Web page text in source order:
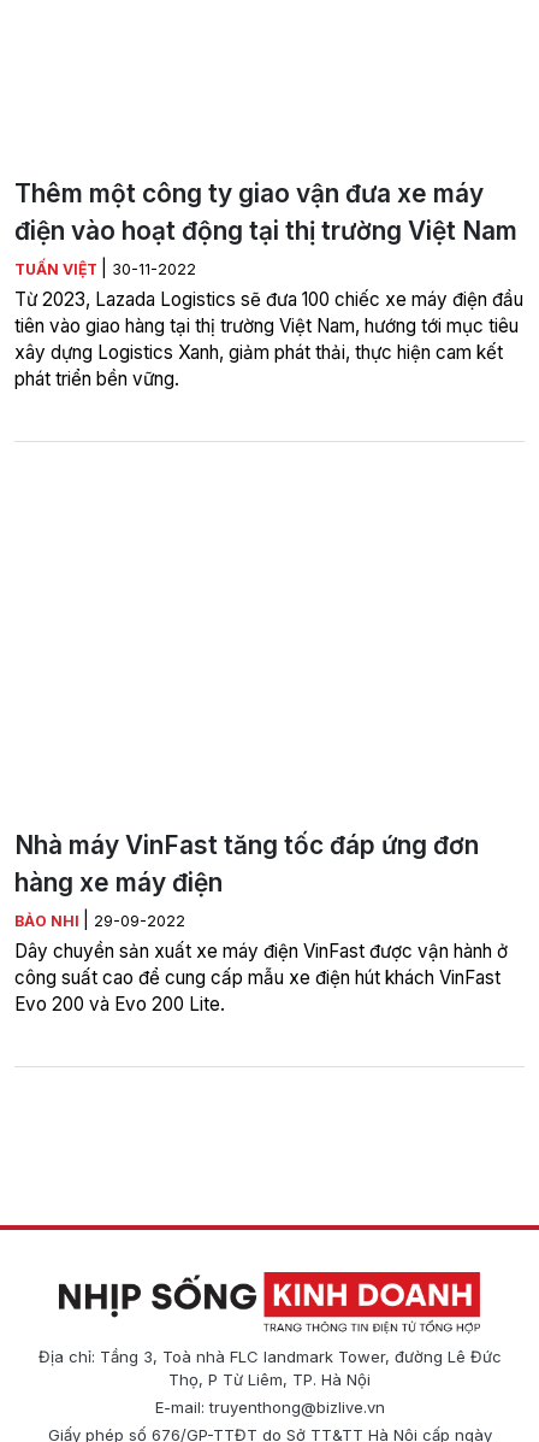
Thêm một công ty giao vận đưa xe máy
điện vào hoạt động tại thị trường Việt Nam
TUẤN VIỆT 30-11-2022
Từ 2023, Lazada Logistics sẽ đưa 100 chiếc xe máy điện đầu
tiên vào giao hàng tại thị trường Việt Nam, hướng tới mục tiêu
xây dựng Logistics Xanh, giảm phát thải, thực hiện cam kết
phát triển bền vững.
Nhà máy VinFast tăng tốc đáp ứng đơn
hàng xe máy điện
BẢO NHI 29-09-2022
Dây chuyền sản xuất xe máy điện VinFast được vận hành ở
công suất cao để cung cấp mẫu xe điện hút khách VinFast
Evo 200 và Evo 200 Lite.
Địa chỉ: Tầng 3, Toà nhà FLC landmark Tower, đường Lê Đức
Thọ, P Từ Liêm, TP. Hà Nội
E-mail:truyenthong@bizlive.vn
Giấy phép số 676/GP-TTĐT do Sở TT&TT Hà Nội cấp ngày